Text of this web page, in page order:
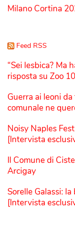
Milano Cortina
Feed RSS
“Sei lesbica? Ma
risposta su Zoo
Guerra ai leoni
comunale ne
Noisy Naples
[Intervista
Il Comune di
Arcigay
Sorelle Galassi:
[Intervista